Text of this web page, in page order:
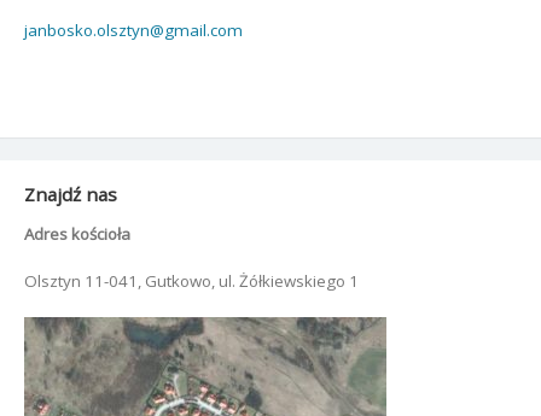
janbosko.olsztyn@gmail.com
Znajdź nas
Adres kościoła
Olsztyn 11-041, Gutkowo, ul. Żółkiewskiego 1